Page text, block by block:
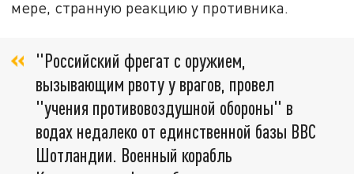
мере, странную реакцию у противника.
"Российский фрегат с оружием,
вызывающим рвоту у врагов, провел
"учения противовоздушной обороны" в
водах недалеко от единственной базы ВВС
Шотландии. Военный корабль